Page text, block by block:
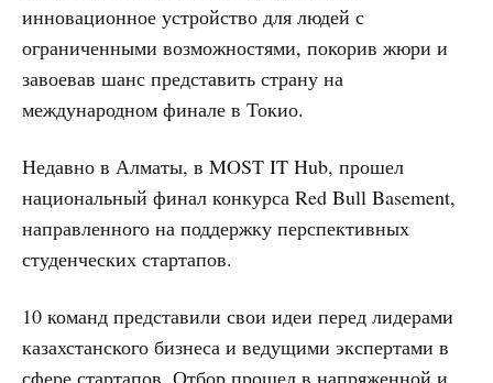
инновационное устройство для людей с
ограниченными возможностями, покорив жюри и
завоевав шанс представить страну на
международном финале в Токио.
Недавно в Алматы, в MOST IT Hub, прошел
национальный финал конкурса Red Bull Basement,
направленного на поддержку перспективных
студенческих стартапов.
10 команд представили свои идеи перед лидерами
казахстанского бизнеса и ведущими экспертами в
сфере стартапов. Отбор прошел в напряженной и